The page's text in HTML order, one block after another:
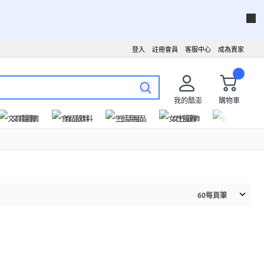
成為賣家
客服中心
註冊會員
登入
我的酷澎
購物車
文具圖書
食品飲料 生活用品 女性服飾
60每頁筆